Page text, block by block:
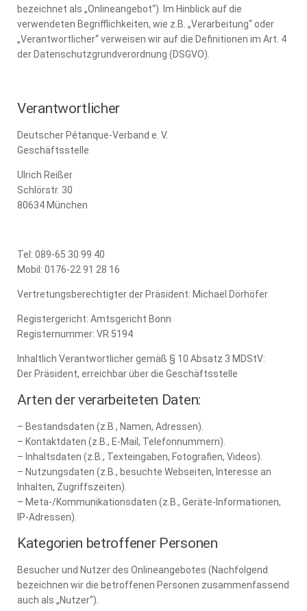
bezeichnet als „Onlineangebot“). Im Hinblick auf die
verwendeten Begrifflichkeiten, wie z.B. „Verarbeitung“ oder
„Verantwortlicher“ verweisen wir auf die Definitionen im Art. 4
der Datenschutzgrundverordnung (DSGVO).
Verantwortlicher
Deutscher Pétanque-Verband e. V.
Geschäftsstelle
Ulrich Reißer
Schlörstr. 30
80634 München
Tel: 089-65 30 99 40
Mobil: 0176-22 91 28 16
Vertretungsberechtigter der Präsident: Michael Dörhöfer
Registergericht: Amtsgericht Bonn
Registernummer: VR 5194
Inhaltlich Verantwortlicher gemäß § 10 Absatz 3 MDStV:
Der Präsident, erreichbar über die Geschäftsstelle
Arten der verarbeiteten Daten:
– Bestandsdaten (z.B., Namen, Adressen).
– Kontaktdaten (z.B., E-Mail, Telefonnummern).
– Inhaltsdaten (z.B., Texteingaben, Fotografien, Videos).
– Nutzungsdaten (z.B., besuchte Webseiten, Interesse an
Inhalten, Zugriffszeiten).
– Meta-/Kommunikationsdaten (z.B., Geräte-Informationen,
IP-Adressen).
Kategorien betroffener Personen
Besucher und Nutzer des Onlineangebotes (Nachfolgend
bezeichnen wir die betroffenen Personen zusammenfassend
auch als „Nutzer“).